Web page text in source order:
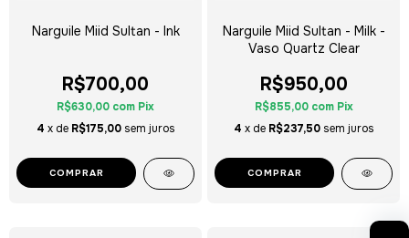
Narguile Miid Sultan - Ink
R$700,00
R$630,00 com Pix
4 x de R$175,00 sem juros
COMPRAR
Narguile Miid Sultan - Milk -
Vaso Quartz Clear
R$950,00
R$855,00 com Pix
4 x de R$237,50 sem juros
COMPRAR